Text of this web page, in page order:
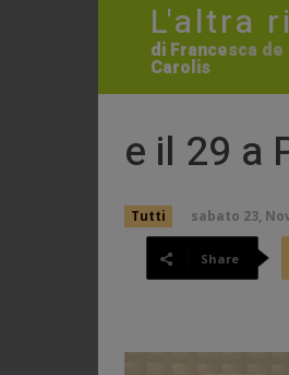
L'altra
di Francesca de
Carolis
e il 29 a
Tutti sabato 23,
Share